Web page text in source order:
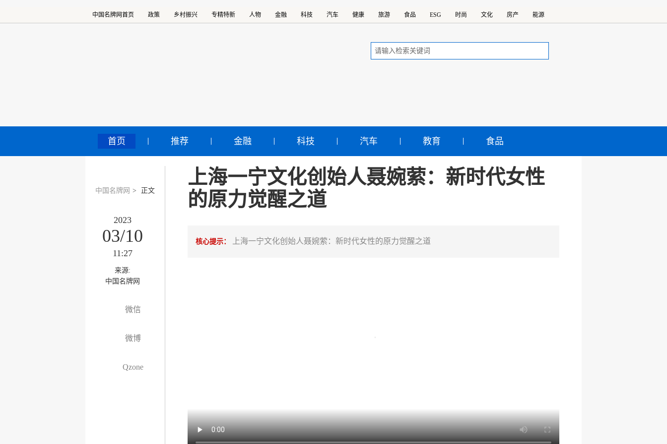
中国名牌网首页 政策 乡村振兴 专精特新 人物 金融 科技 汽车 健康 旅游 食品 ESG 时尚 文化 房产 能源
首页 推荐 金融 科技 汽车 教育 食品
中国名牌网 > 正文
2023
03/10
11:27
来源:
中国名牌网
微信
微博
Qzone
上海一宁文化创始人聂婉萦：新时代女性
的原力觉醒之道
核心提示： 上海一宁文化创始人聂婉萦：新时代女性的原力觉醒之道